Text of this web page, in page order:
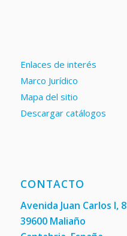
Enlaces de interés
Marco Jurídico
Mapa del sitio
Descargar catálogos
CONTACTO
Avenida Juan Carlos I, 8
39600 Maliaño